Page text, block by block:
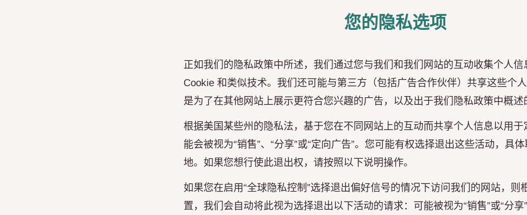
您的隐私选项
正如我们的隐私政策中所述，我们通过您与我们和我们网站的互动收集个人信
Cookie 和类似技术。我们还可能与第三方（包括广告合作伙伴）共享这些个
是为了在其他网站上展示更符合您兴趣的广告，以及出于我们隐私政策中概述
根据美国某些州的隐私法，基于您在不同网站上的互动而共享个人信息以用
能会被视为“销售”、“分享”或“定向广告”。您可能有权选择退出这些活动，具
地。如果您想行使此退出权，请按照以下说明操作。
如果您在启用“全球隐私控制”选择退出偏好信号的情况下访问我们的网站，则
置，我们会自动将此视为选择退出以下活动的请求：可能被视为“销售”或“分享